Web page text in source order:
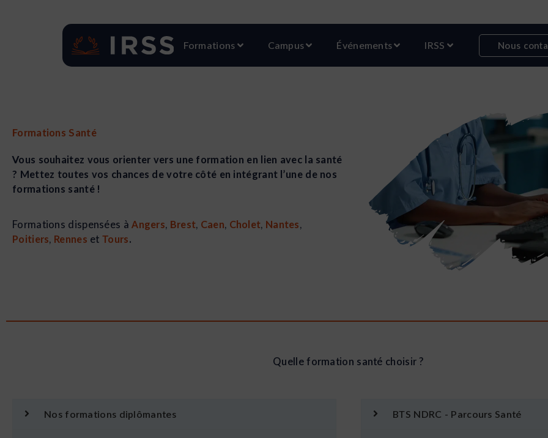
Formations Ouvrir Formations
Campus Ouvrir Campus
Événements Ouvrir Événements
IRSS Ouvrir IRSSNous
Formations Santé
Vous souhaitez vous orienter vers une formation en lien avec la santé
? Mettez toutes vos chances de votre côté en intégrant l’une de nos
formations santé !
Formations dispensées àAngers, Brest, Caen, Cholet, Nantes,
Poitiers, Rennes etTours.
Quelle formation santé choisir ?
Nos formations diplômantes BTS NDRC - Parcours Santé